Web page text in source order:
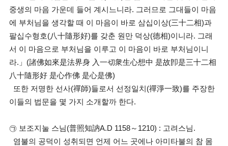
중생의 마음 가운데 들어 계시느니라. 그러므로 그대들이 마음
에 부처님을 생각할 때 이 마음이 바로 삼십이상(三十二相)과
팔십수형호(八十隨形好)를 갖춘 원만 덕상(德相)이니라. 그래
서 이 마음으로 부처님을 이루고 이 마음이 바로 부처님이니
라.」(諸佛如來是法界身 入一切衆生心想中 是故卽是三十二相
八十隨形好 是心作佛 是心是佛)
또한 저명한 선사(禪師)들로서 선정일치(禪淨一致)를 주장한
이들의 법문을 몇 가지 소개할까 한다.
㉠ 보조지눌 스님(普照知訥A.D 1158～1210) : 고려스님.
염불의 공덕이 성취되면 언제 어느 곳에나 아미타불의 참 몸